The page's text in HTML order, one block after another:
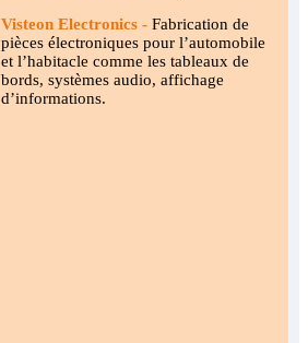
Visteon Electronics - Fabrication de
pièces électroniques pour l’automobile
et l’habitacle comme les tableaux de
bords, systèmes audio, affichage
d’informations.